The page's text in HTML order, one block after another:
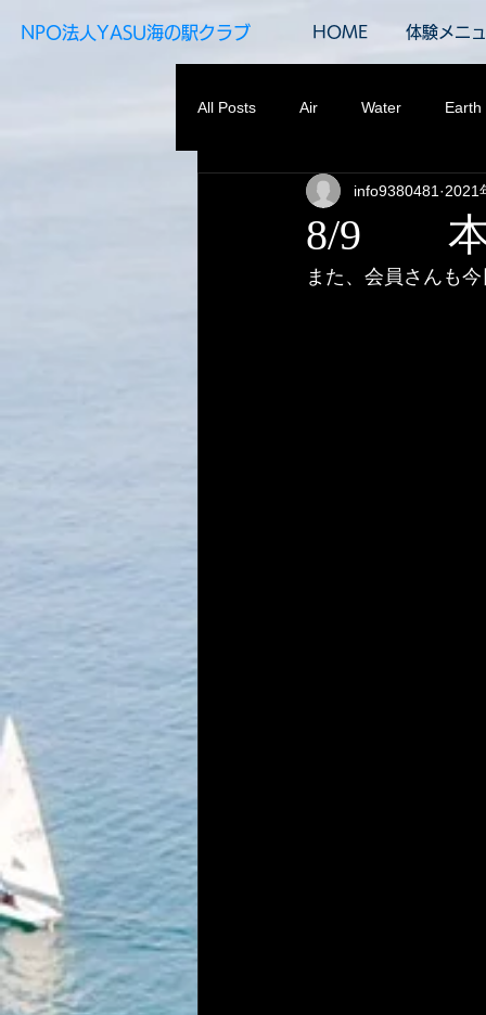
​NPO法人YASU海の駅クラブ HOME 体験メニ
All Posts Air Water Earth
8/9 本
info9380481 2021
また、会員さんも